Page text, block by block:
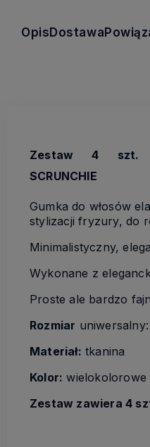
Opis Dostawa
Zestaw 4 szt.
SCRUNCHIE
Gumka do włosów
stylizacji fryzury, do
Minimalistyczny,
Wykonane z
Proste ale bardzo
Rozmiar
Materiał: tkanina
Kolor: wielokolorowe
Zestaw zawiera 4